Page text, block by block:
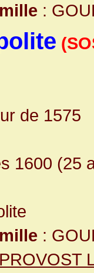
:
de 1575
1600 (25
:
PROVOST